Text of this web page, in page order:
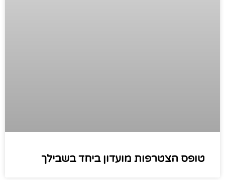
טופס הצטרפות מועדון ביחד בשבילך